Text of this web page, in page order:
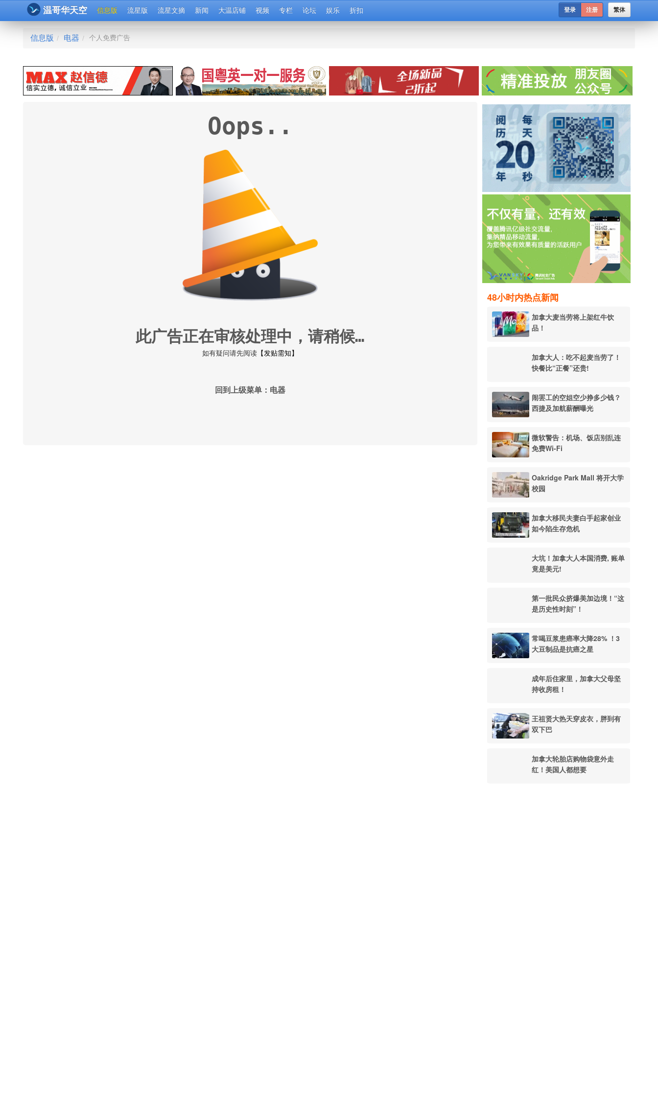
温哥华天空 信息版 流星版 流星文摘 新闻 大温店铺 视频 专栏 论坛 娱乐 折扣 繁体
登录 注册
信息版 / 电器 / 个人免费广告
48小时内热点新闻
加拿大麦当劳将上架红牛饮
品！
加拿大人：吃不起麦当劳了！
快餐比“正餐”还贵!
闹罢工的空姐空少挣多少钱？
西捷及加航薪酬曝光
微软警告：机场、饭店别乱连
免费Wi-Fi
Oakridge Park Mall 将开大学
校园
加拿大移民夫妻白手起家创业
如今陷生存危机
大坑！加拿大人本国消费, 账单
竟是美元!
第一批民众挤爆美加边境！“这
是历史性时刻”！
常喝豆浆患癌率大降28% ！3
大豆制品是抗癌之星
成年后住家里，加拿大父母坚
持收房租！
王祖贤大热天穿皮衣，胖到有
双下巴
加拿大轮胎店购物袋意外走
红！美国人都想要
Oops..
此广告正在审核处理中，请稍候…
如有疑问请先阅读【发贴需知】
回到上级菜单：电器